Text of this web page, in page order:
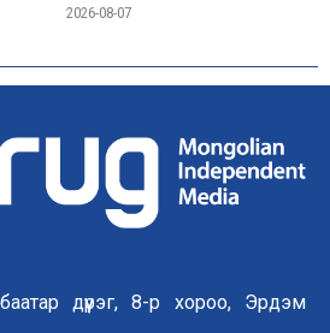
2026-08-07
дүүрэг, 8-р хороо, Эрдэм